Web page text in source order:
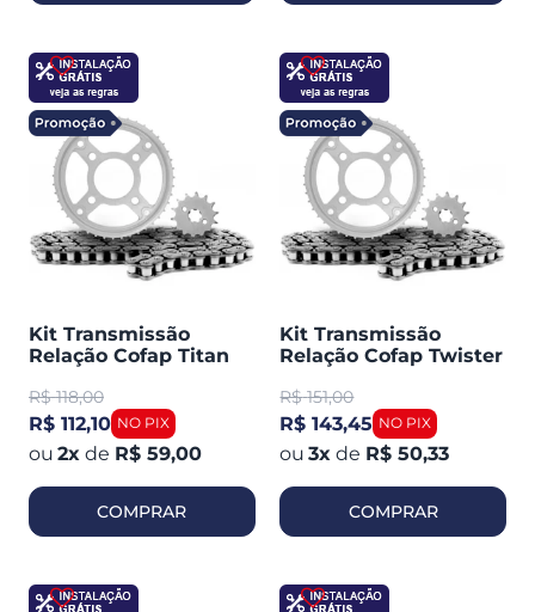
Kit Transmissão
Relação Cofap Titan
(411190)
R$ 118,00
R$ 112,10
2x de R$ 59,00
COMPRAR
Kit Transmissão
Relação Cofap Twister
R$ 151,00
R$ 143,45
3x de R$ 50,33
COMPRAR